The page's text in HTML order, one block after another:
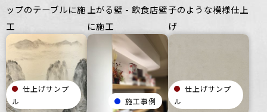
ップのテーブルに施
工
上がる壁 - 飲食店壁
に施工
子のような模様仕上
げ
仕上げサンプ
ル
施工事例
仕上げサンプ
ル